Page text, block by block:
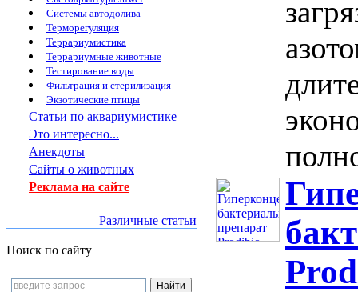
Системы автодолива
Терморегуляция
Террариумистика
Террариумные животные
Тестирование воды
Фильтрация и стерилизация
Экзотические птицы
Статьи по аквариумистике
Это интересно...
Анекдоты
Сайты о животных
Реклама на сайте
Различные статьи
Поиск по сайту